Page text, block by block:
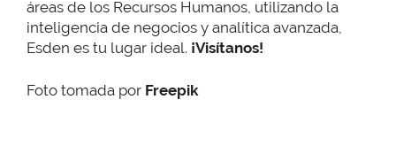
áreas de los Recursos Humanos, utilizando la
inteligencia de negocios y analítica avanzada,
Esden es tu lugar ideal. ¡Visítanos!
Foto tomada por Freepik